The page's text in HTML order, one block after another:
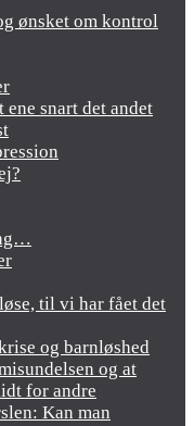
ønsket om kontrol
snart det andet
til vi har fået det
og barnløshed
og at
for andre
Kan man